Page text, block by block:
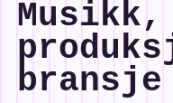
Musikk,
bransje